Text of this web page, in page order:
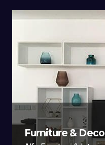
Furniture &